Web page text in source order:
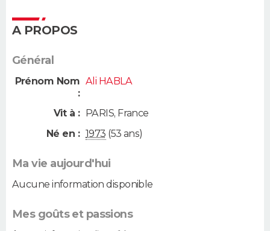
A PROPOS
Général
Prénom Nom
:
Ali HABLA
Vit à : PARIS, France
Né en : 1973 (53 ans)
Ma vie aujourd'hui
Aucune information disponible
Mes goûts et passions